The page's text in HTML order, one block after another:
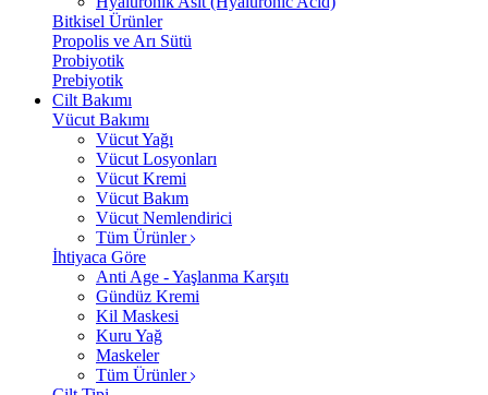
Bitkisel Ürünler
Propolis ve Arı Sütü
Probiyotik
Prebiyotik
Cilt Bakımı
Vücut Bakımı
Vücut Yağı
Vücut Losyonları
Vücut Kremi
Vücut Bakım
Vücut Nemlendirici
Tüm Ürünler
İhtiyaca Göre
Anti Age - Yaşlanma Karşıtı
Gündüz Kremi
Kil Maskesi
Kuru Yağ
Maskeler
Tüm Ürünler